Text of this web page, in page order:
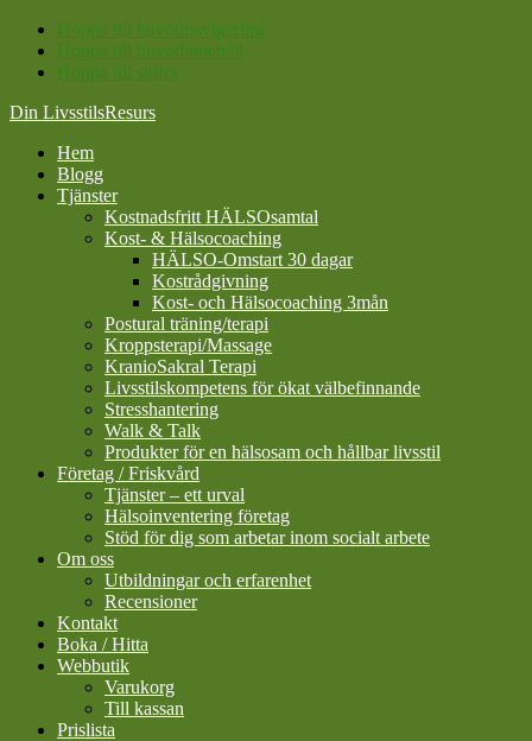
Hoppa till huvudnavigering
Hoppa till huvudinnehåll
Hoppa till sidfot
Din LivsstilsResurs
Hem
Blogg
Tjänster
Kostnadsfritt HÄLSOsamtal
Kost- & Hälsocoaching
HÄLSO-Omstart 30 dagar
Kostrådgivning
Kost- och Hälsocoaching 3mån
Postural träning/terapi
Kroppsterapi/Massage
KranioSakral Terapi
Livsstilskompetens för ökat välbefinnande
Stresshantering
Walk & Talk
Produkter för en hälsosam och hållbar livsstil
Företag / Friskvård
Tjänster – ett urval
Hälsoinventering företag
Stöd för dig som arbetar inom socialt arbete
Om oss
Utbildningar och erfarenhet
Recensioner
Kontakt
Boka / Hitta
Webbutik
Varukorg
Till kassan
Prislista